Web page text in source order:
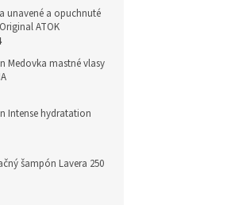
unavené a opuchnuté
ATOK
Medovka mastné vlasy
Intense hydratation
šampón Lavera 250